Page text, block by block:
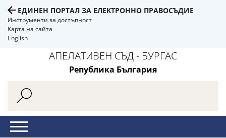
ЕДИНЕН ПОРТАЛ ЗА ЕЛЕКТРОННО ПРАВОСЪДИЕ
Инструменти за достъпност
Карта на сайта
English
АПЕЛАТИВЕН СЪД - БУРГАС
Република България